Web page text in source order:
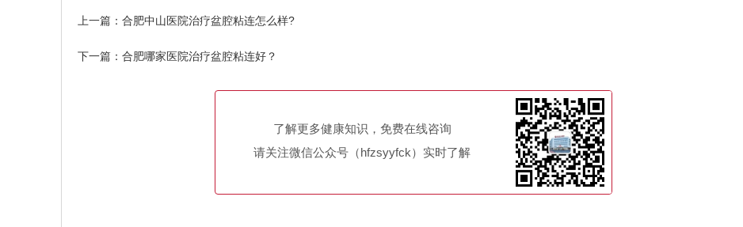
上一篇： 合肥中山医院治疗盆腔粘连怎么样?
下一篇： 合肥哪家医院治疗盆腔粘连好？
了解更多健康知识，免费在线咨询
请关注微信公众号（hfzsyyfck）实时了解